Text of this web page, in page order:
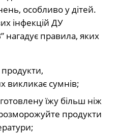
особливо у дітей.
інфекцій ДУ
правила, яких
викликає сумнів;
їжу більш ніж
продукти